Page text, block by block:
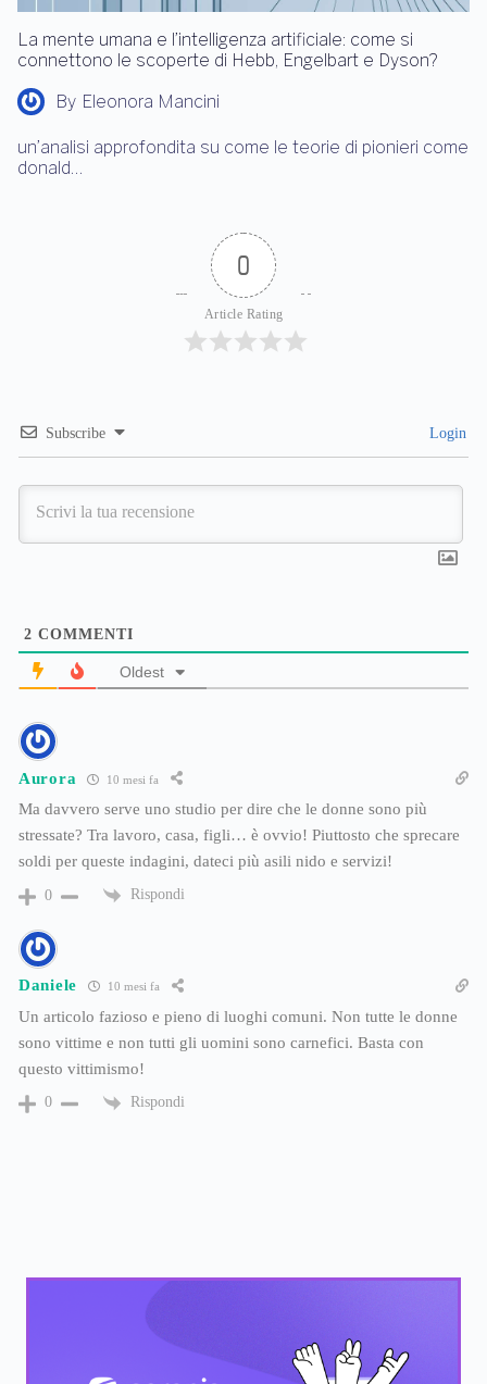
La mente umana e l’intelligenza artificiale: come si
connettono le scoperte di Hebb, Engelbart e Dyson?
By Eleonora Mancini
un’analisi approfondita su come le teorie di pionieri come
donald…
0
Article Rating
Subscribe Login
2 COMMENTI
Oldest
Aurora 10 mesi fa
Ma davvero serve uno studio per dire che le donne sono più
stressate? Tra lavoro, casa, figli… è ovvio! Piuttosto che sprecare
soldi per queste indagini, dateci più asili nido e servizi!
0 Rispondi
Daniele 10 mesi fa
Un articolo fazioso e pieno di luoghi comuni. Non tutte le donne
sono vittime e non tutti gli uomini sono carnefici. Basta con
questo vittimismo!
0 Rispondi